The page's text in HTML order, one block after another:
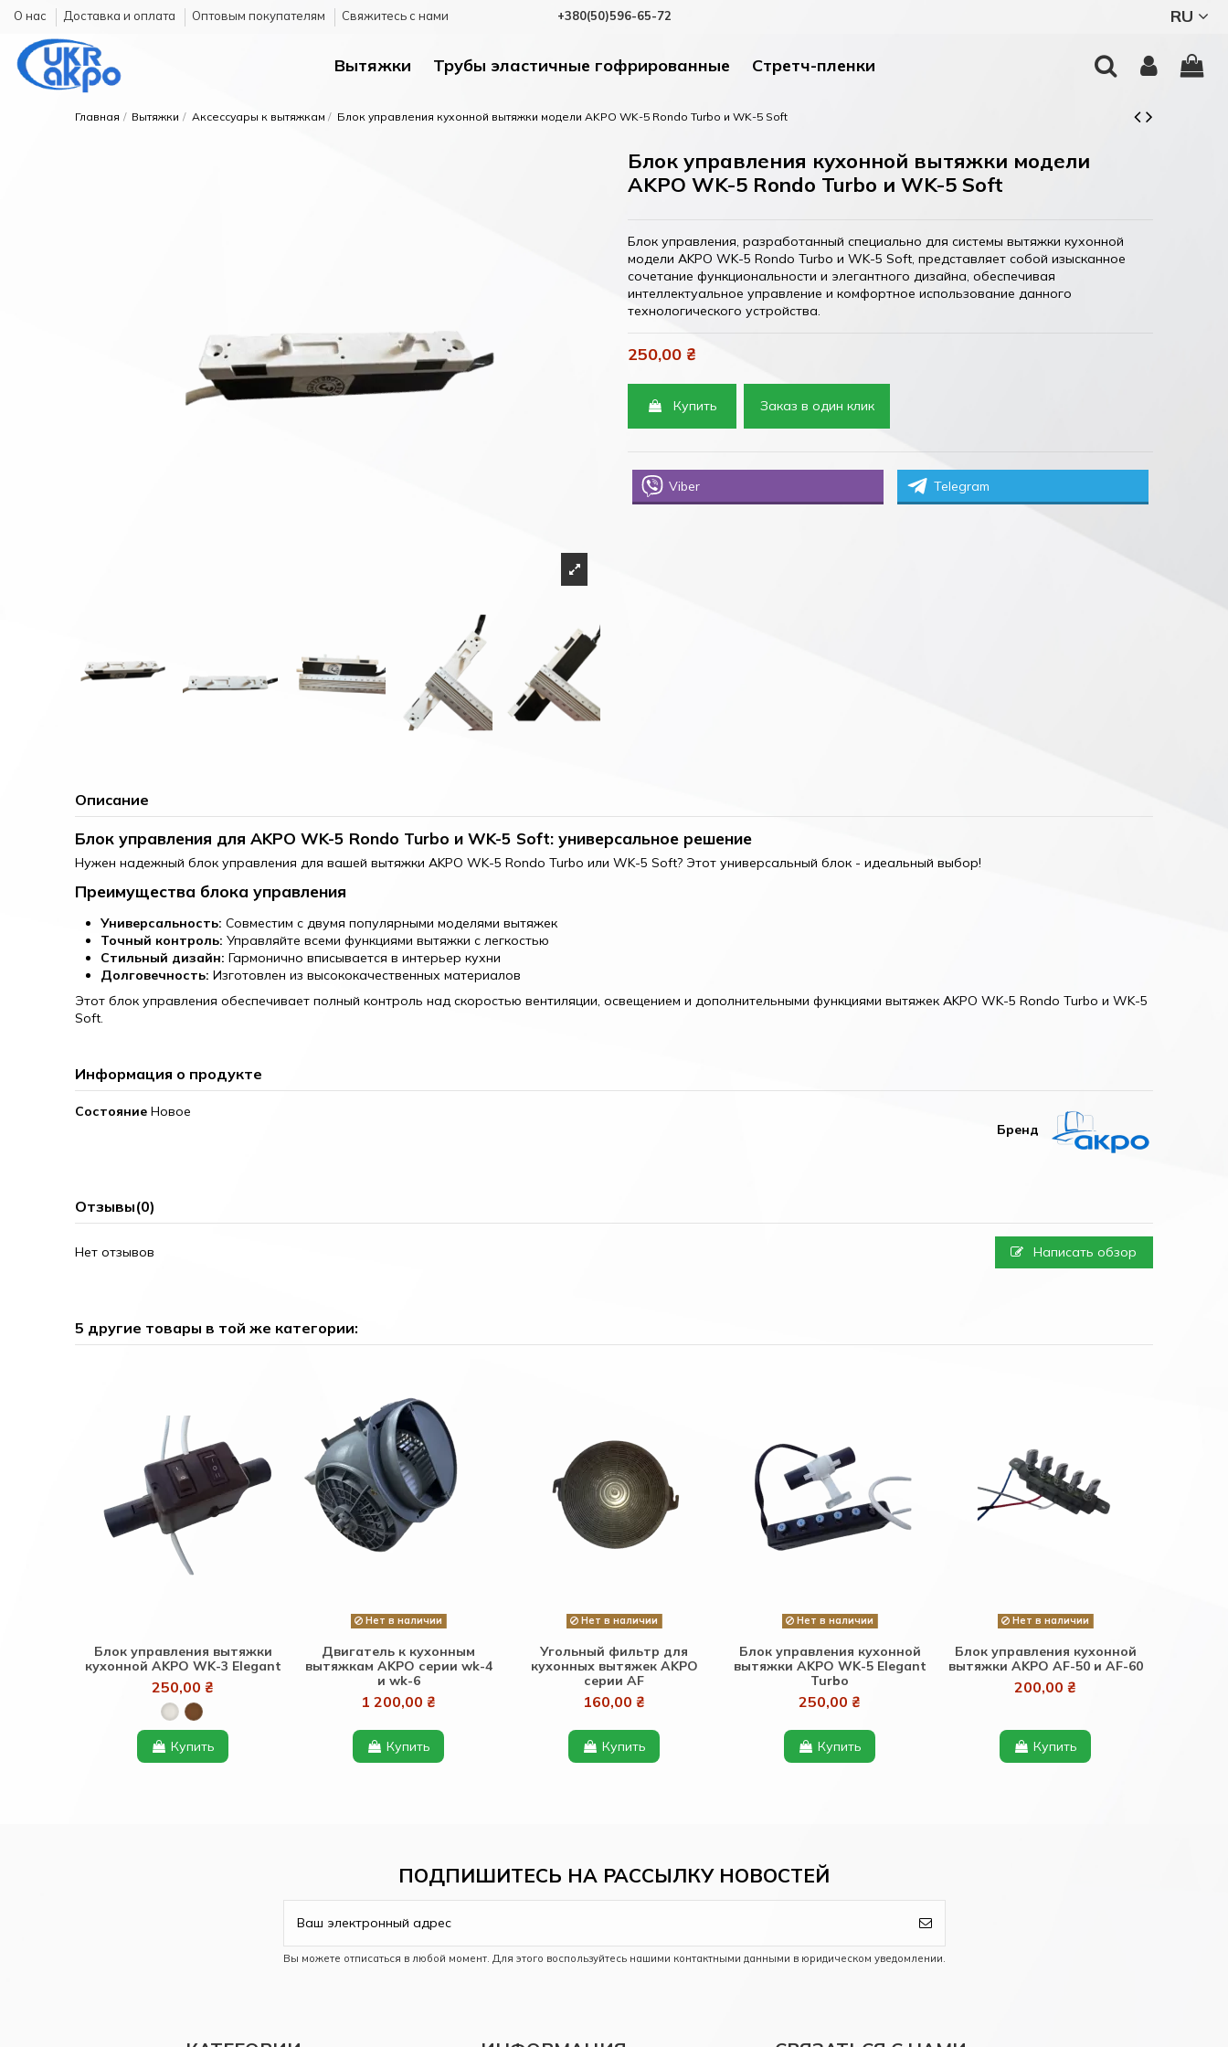
О нас Доставка и оплата Оптовым покупателям Cвяжитесь с нами +380(50)596-65-72 RU
Вытяжки Трубы эластичные гофрированные Стретч-пленки
Главная Вытяжки Аксессуары к вытяжкам Блок управления кухонной вытяжки модели AKPO WK-5 Rondo Turbo и WK-5 Soft
Блок управления кухонной вытяжки модели
AKPO WK-5 Rondo Turbo и WK-5 Soft
Блок управления, разработанный специально для системы вытяжки кухонной
модели AKPO WK-5 Rondo Turbo и WK-5 Soft, представляет собой изысканное
сочетание функциональности и элегантного дизайна, обеспечивая
интеллектуальное управление и комфортное использование данного
технологического устройства.
250,00 ₴
Купить Заказ в один клик
Viber Telegram
Описание
Блок управления для AKPO WK-5 Rondo Turbo и WK-5 Soft: универсальное решение
Нужен надежный блок управления для вашей вытяжки AKPO WK-5 Rondo Turbo или WK-5 Soft? Этот универсальный блок - идеальный выбор!
Преимущества блока управления
Универсальность: Совместим с двумя популярными моделями вытяжек
Точный контроль: Управляйте всеми функциями вытяжки с легкостью
Стильный дизайн: Гармонично вписывается в интерьер кухни
Долговечность: Изготовлен из высококачественных материалов
Этот блок управления обеспечивает полный контроль над скоростью вентиляции, освещением и дополнительными функциями вытяжек AKPO WK-5 Rondo Turbo и WK-5
Soft.
Информация о продукте
Бренд
Состояние Новое
Отзывы(0)
Нет отзывов Написать обзор
5 другие товары в той же категории:
Блок управления вытяжки
кухонной AKPO WK-3 Elegant
250,00 ₴
Купить
Нет в наличии
Двигатель к кухонным
вытяжкам AKPO серии wk-4
и wk-6
1 200,00 ₴
Купить
Нет в наличии
Угольный фильтр для
кухонных вытяжек AKPO
серии AF
160,00 ₴
Купить
Нет в наличии
Блок управления кухонной
вытяжки AKPO WK-5 Elegant
Turbo
250,00 ₴
Купить
Нет в наличии
Блок управления кухонной
вытяжки AKPO AF-50 и AF-60
200,00 ₴
Купить
ПОДПИШИТЕСЬ НА РАССЫЛКУ НОВОСТЕЙ
Вы можете отписаться в любой момент. Для этого воспользуйтесь нашими контактными данными в юридическом уведомлении.